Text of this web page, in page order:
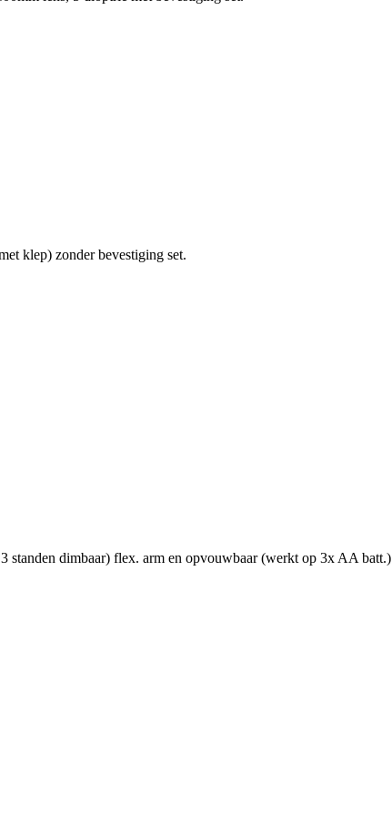
klep) zonder bevestiging set.
standen dimbaar) flex. arm en opvouwbaar (werkt op 3x AA batt.)